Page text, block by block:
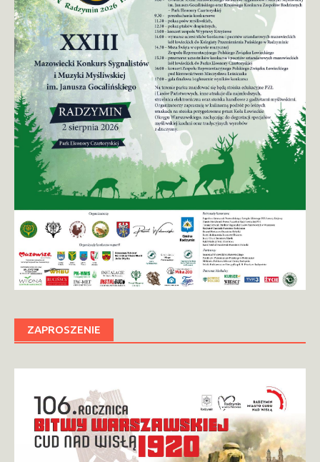
ZAPROSZENIE